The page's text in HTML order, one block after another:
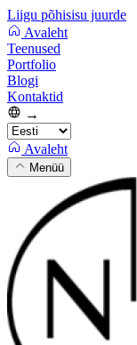
Liigu põhisisu juurde
Avaleht
Teenused
Portfolio
Blogi
Kontaktid
→
Avaleht
Menüü